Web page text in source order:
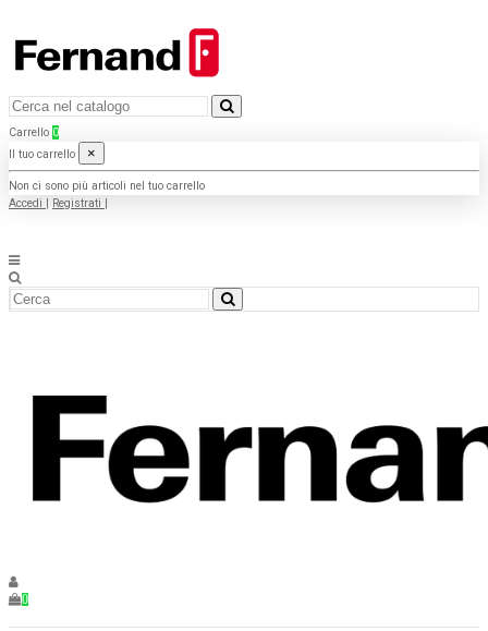
Carrello 0
Il tuo carrello
×
Non ci sono più articoli nel tuo carrello
Accedi
Registrati
0